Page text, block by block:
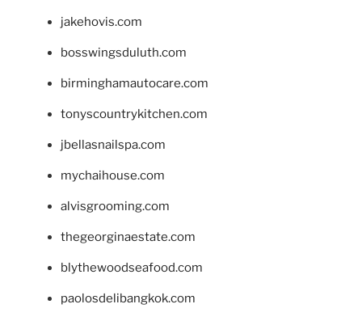
jakehovis.com
bosswingsduluth.com
birminghamautocare.com
tonyscountrykitchen.com
jbellasnailspa.com
mychaihouse.com
alvisgrooming.com
thegeorginaestate.com
blythewoodseafood.com
paolosdelibangkok.com